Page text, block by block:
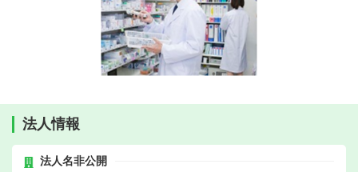
法人情報
法人名非公開